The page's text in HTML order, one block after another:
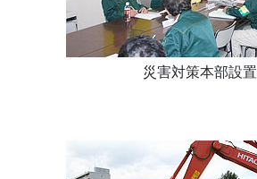
災害対策本部設置